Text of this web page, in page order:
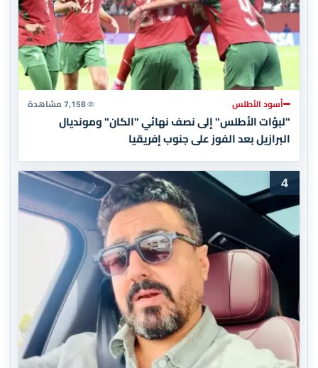
أسود الأطلس 7,158 مشاهدة
"لبؤات الأطلس" إلى نصف نهائي "الكان" ومونديال
البرازيل بعد الفوز على جنوب إفريقيا
4